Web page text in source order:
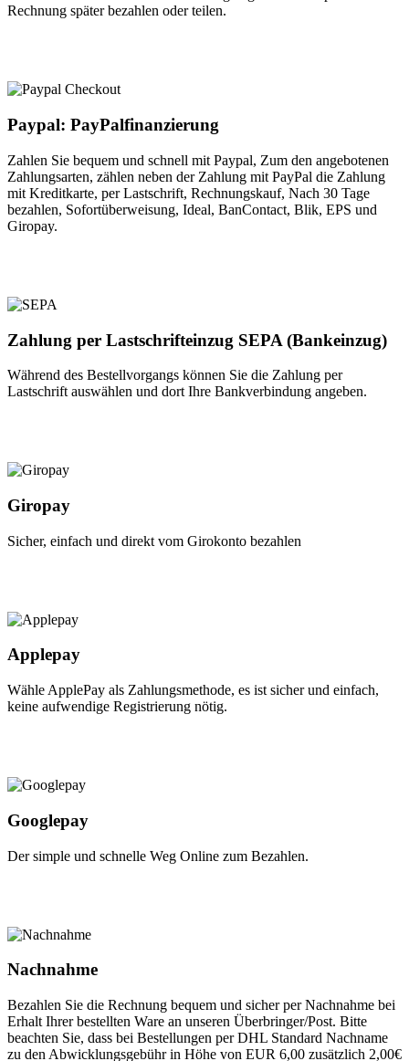
Rechnung später bezahlen oder teilen.
Paypal: PayPalfinanzierung
Zahlen Sie bequem und schnell mit Paypal, Zum den angebotenen
Zahlungsarten, zählen neben der Zahlung mit PayPal die Zahlung
mit Kreditkarte, per Lastschrift, Rechnungskauf, Nach 30 Tage
bezahlen, Sofortüberweisung, Ideal, BanContact, Blik, EPS und
Giropay.
Zahlung per Lastschrifteinzug SEPA (Bankeinzug)
Während des Bestellvorgangs können Sie die Zahlung per
Lastschrift auswählen und dort Ihre Bankverbindung angeben.
Giropay
Sicher, einfach und direkt vom Girokonto bezahlen
Applepay
Wähle ApplePay als Zahlungsmethode, es ist sicher und einfach,
keine aufwendige Registrierung nötig.
Googlepay
Der simple und schnelle Weg Online zum Bezahlen.
Nachnahme
Bezahlen Sie die Rechnung bequem und sicher per Nachnahme bei
Erhalt Ihrer bestellten Ware an unseren Überbringer/Post. Bitte
beachten Sie, dass bei Bestellungen per DHL Standard Nachname
zu den Abwicklungsgebühr in Höhe von EUR 6,00 zusätzlich 2,00€